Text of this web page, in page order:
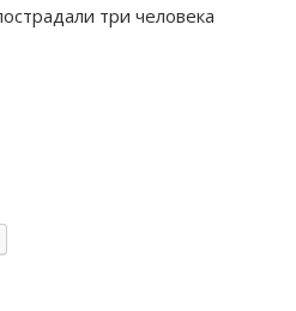
три человека